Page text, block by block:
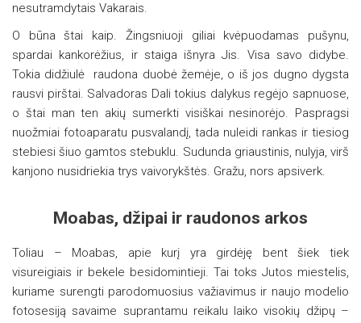
nesutramdytais Vakarais.
O būna štai kaip. Žingsniuoji giliai kvėpuodamas pušynu,
spardai kankorėžius, ir staiga išnyra Jis. Visa savo didybe.
Tokia didžiulė raudona duobė žemėje, o iš jos dugno dygsta
rausvi pirštai. Salvadoras Dali tokius dalykus regėjo sapnuose,
o štai man ten akių sumerkti visiškai nesinorėjo. Paspragsi
nuožmiai fotoaparatu pusvalandį, tada nuleidi rankas ir tiesiog
stebiesi šiuo gamtos stebuklu. Sudunda griaustinis, nulyja, virš
kanjono nusidriekia trys vaivorykštės. Gražu, nors apsiverk.
Moabas, džipai ir raudonos arkos
Toliau – Moabas, apie kurį yra girdėję bent šiek tiek
visureigiais ir bekele besidomintieji. Tai toks Jutos miestelis,
kuriame surengti parodomuosius važiavimus ir naujo modelio
fotosesiją savaime suprantamu reikalu laiko visokių džipų –